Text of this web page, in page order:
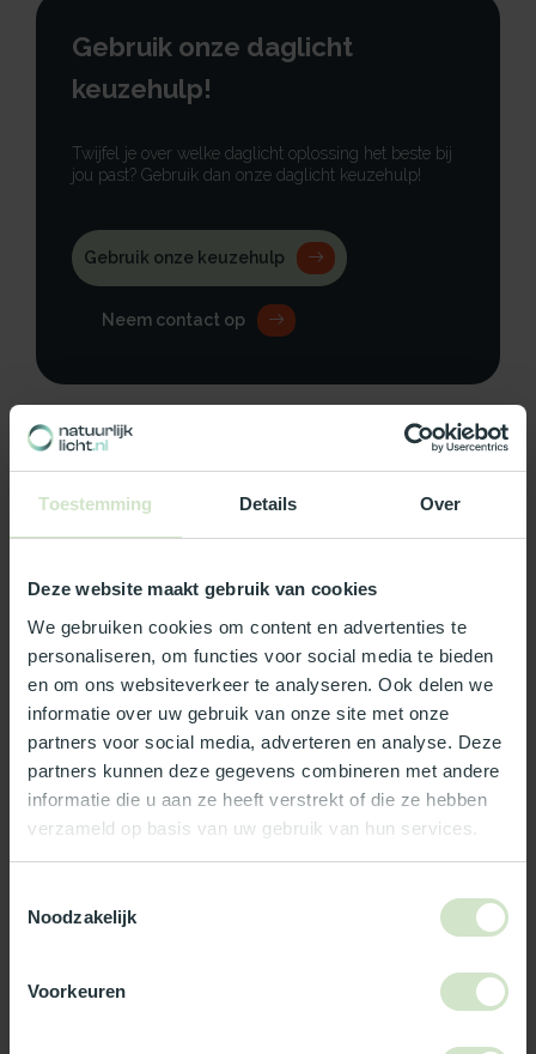
Toestemming Details Over
Deze website maakt gebruik van cookies
We gebruiken cookies om content en advertenties te
personaliseren, om functies voor social media te bieden
en om ons websiteverkeer te analyseren. Ook delen we
informatie over uw gebruik van onze site met onze
partners voor social media, adverteren en analyse. Deze
partners kunnen deze gegevens combineren met andere
informatie die u aan ze heeft verstrekt of die ze hebben
verzameld op basis van uw gebruik van hun services.
Noodzakelijk
Voorkeuren
Gebruik onze daglicht
keuzehulp!
Twijfel je over welke daglicht oplossing het beste bij
jou past? Gebruik dan onze daglicht keuzehulp!
Gebruik onze keuzehulp
Neem contact op
Productomschrijving
Reviews
Wat ons écht bijzonder maakt:
Officieel Skylux dealer!
Gratis bezorging in Nederland, m.u.v. de Waddeneilanden
99% uit voorraad leverbaar
3-5 werkdagen levertijd
TypeError: Failed to fetch